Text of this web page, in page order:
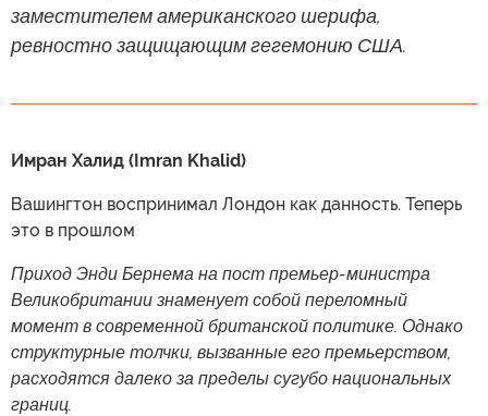
заместителем американского шерифа,
ревностно защищающим гегемонию США.
Имран Халид (Imran Khalid)
Вашингтон воспринимал Лондон как данность. Теперь
это в прошлом
Приход Энди Бернема на пост премьер-министра
Великобритании знаменует собой переломный
момент в современной британской политике. Однако
структурные толчки, вызванные его премьерством,
расходятся далеко за пределы сугубо национальных
границ.